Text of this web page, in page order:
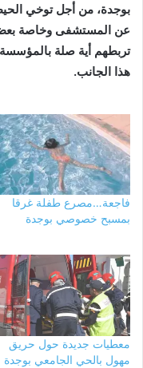
بوجدة، من أجل توخي
عن المستشفى وخاصة بعض
تربطهم أية صلة
هذا الجانب.
فاجعة…مصرع طفلة غرقا
بمسبح خصوصي بوجدة
معطيات جديدة حول حريق
مهول بالحي الجامعي بوجدة